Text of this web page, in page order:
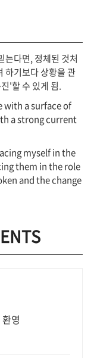
는다면, 정체된 것처
하기보다 상황을 관
'할 수 있게 됨.
with a surface of
a strong current
myself in the
them in the role
and the change
영